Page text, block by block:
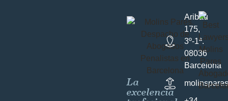
La
excelencia
Aribau
175,
3º-1ª.
08036
Barcelona